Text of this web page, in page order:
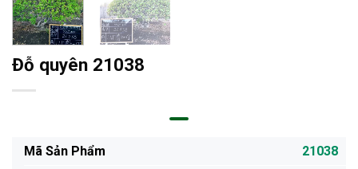
Đỗ quyên 21038
Mã Sản Phẩm
21038